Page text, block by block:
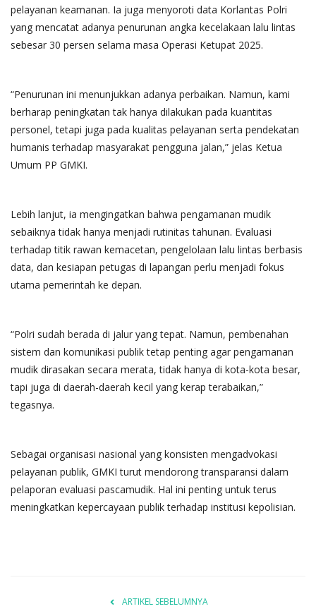
pelayanan keamanan. Ia juga menyoroti data Korlantas Polri
yang mencatat adanya penurunan angka kecelakaan lalu lintas
sebesar 30 persen selama masa Operasi Ketupat 2025.
“Penurunan ini menunjukkan adanya perbaikan. Namun, kami
berharap peningkatan tak hanya dilakukan pada kuantitas
personel, tetapi juga pada kualitas pelayanan serta pendekatan
humanis terhadap masyarakat pengguna jalan,” jelas Ketua
Umum PP GMKI.
Lebih lanjut, ia mengingatkan bahwa pengamanan mudik
sebaiknya tidak hanya menjadi rutinitas tahunan. Evaluasi
terhadap titik rawan kemacetan, pengelolaan lalu lintas berbasis
data, dan kesiapan petugas di lapangan perlu menjadi fokus
utama pemerintah ke depan.
“Polri sudah berada di jalur yang tepat. Namun, pembenahan
sistem dan komunikasi publik tetap penting agar pengamanan
mudik dirasakan secara merata, tidak hanya di kota-kota besar,
tapi juga di daerah-daerah kecil yang kerap terabaikan,”
tegasnya.
Sebagai organisasi nasional yang konsisten mengadvokasi
pelayanan publik, GMKI turut mendorong transparansi dalam
pelaporan evaluasi pascamudik. Hal ini penting untuk terus
meningkatkan kepercayaan publik terhadap institusi kepolisian.
ARTIKEL SEBELUMNYA